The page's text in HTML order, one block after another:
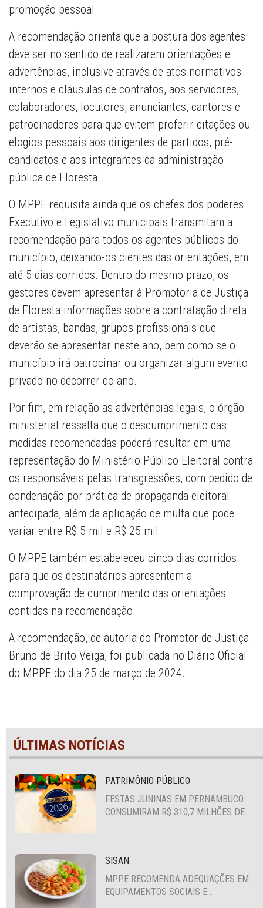
promoção pessoal.
A recomendação orienta que a postura dos agentes
deve ser no sentido de realizarem orientações e
advertências, inclusive através de atos normativos
internos e cláusulas de contratos, aos servidores,
colaboradores, locutores, anunciantes, cantores e
patrocinadores para que evitem proferir citações ou
elogios pessoais aos dirigentes de partidos, pré-
candidatos e aos integrantes da administração
pública de Floresta.
O MPPE requisita ainda que os chefes dos poderes
Executivo e Legislativo municipais transmitam a
recomendação para todos os agentes públicos do
município, deixando-os cientes das orientações, em
até 5 dias corridos. Dentro do mesmo prazo, os
gestores devem apresentar à Promotoria de Justiça
de Floresta informações sobre a contratação direta
de artistas, bandas, grupos profissionais que
deverão se apresentar neste ano, bem como se o
município irá patrocinar ou organizar algum evento
privado no decorrer do ano.
Por fim, em relação as advertências legais, o órgão
ministerial ressalta que o descumprimento das
medidas recomendadas poderá resultar em uma
representação do Ministério Público Eleitoral contra
os responsáveis pelas transgressões, com pedido de
condenação por prática de propaganda eleitoral
antecipada, além da aplicação de multa que pode
variar entre R$ 5 mil e R$ 25 mil.
O MPPE também estabeleceu cinco dias corridos
para que os destinatários apresentem a
comprovação de cumprimento das orientações
contidas na recomendação.
A recomendação, de autoria do Promotor de Justiça
Bruno de Brito Veiga, foi publicada no Diário Oficial
do MPPE do dia 25 de março de 2024.
ÚLTIMAS NOTÍCIAS
PATRIMÔNIO PÚBLICO
FESTAS JUNINAS EM PERNAMBUCO
CONSUMIRAM R$ 310,7 MILHÕES DE
SISAN
MPPE RECOMENDA ADEQUAÇÕES EM
EQUIPAMENTOS SOCIAIS E